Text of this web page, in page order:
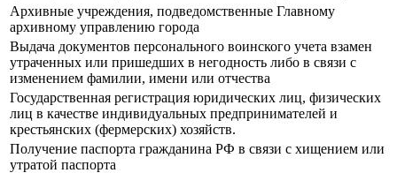
Архивные учреждения, подведомственные Главному
архивному управлению города
Выдача документов персонального воинского учета взамен
утраченных или пришедших в негодность либо в связи с
изменением фамилии, имени или отчества
Государственная регистрация юридических лиц, физических
лиц в качестве индивидуальных предпринимателей и
крестьянских (фермерских) хозяйств.
Получение паспорта гражданина РФ в связи с хищением или
утратой паспорта